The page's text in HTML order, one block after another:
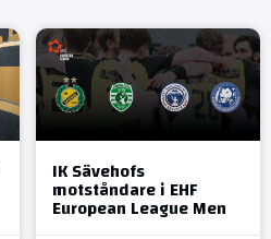
IK Sävehofs
motståndare i EHF
European League Men